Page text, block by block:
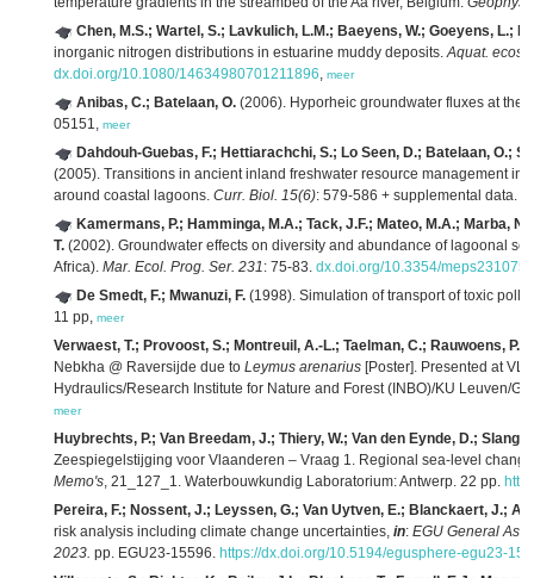
Chen, M.S.; Wartel, S.; Lavkulich, L.M.; Baeyens, W.; Goeyens, L.;
inorganic nitrogen distributions in estuarine muddy deposits.Aquat.
dx.doi.org/10.1080/14634980701211896, meer
Anibas, C.; Batelaan, O. (2006). Hyporheic groundwater fluxes at the
05151, meer
Dahdouh-Guebas, F.; Hettiarachchi, S.; Lo Seen, D.; Batelaan, O.;
(2005). Transitions in ancient inland freshwater resource management in
around coastal lagoons. Curr. Biol. 15(6): 579-586 + supplemental data.
Kamermans, P.; Hamminga, M.A.; Tack, J.F.; Mateo, M.A.; Marba,
T. (2002). Groundwater effects on diversity and abundance of lagoonal
Africa). Mar. Ecol. Prog. Ser. 231: 75-83. dx.doi.org/10.3354/meps231075
De Smedt, F.; Mwanuzi, F. (1998). Simulation of transport of toxic
11 pp, meer
Verwaest, T.; Provoost, S.; Montreuil, A.-L.; Taelman, C.; Rauwoens,
Nebkha @ Raversijde due to Leymus arenarius [Poster]. Presented at
Hydraulics/Research Institute for Nature and Forest (INBO)/KU Leuven/
meer
Huybrechts, P.; Van Breedam, J.; Thiery, W.; Van den Eynde, D.;
Zeespiegelstijging voor Vlaanderen – Vraag 1. Regional sea-level
Memo's, 21_127_1. Waterbouwkundig Laboratorium: Antwerp. 22 pp.
Pereira, F.; Nossent, J.; Leyssen, G.; Van Uytven, E.; Blanckaert, J.;
risk analysis including climate change uncertainties, in: EGU General
2023. pp. EGU23-15596. https://dx.doi.org/10.5194/egusphere-egu23-